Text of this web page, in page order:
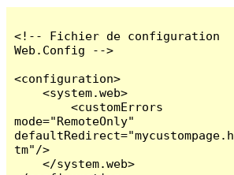
<!-- Fichier de configuration
Web.Config -->
<configuration>
    <system.web>
        <customErrors
mode="RemoteOnly"
defaultRedirect="mycustompage.h
tm"/>
    </system.web>